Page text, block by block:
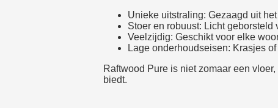
Unieke uitstraling: Gezaagd uit
Stoer en robuust: Licht geborsteld
Veelzijdig: Geschikt voor elke
Lage onderhoudseisen: Krasjes
Raftwood Pure is niet zomaar een
biedt.